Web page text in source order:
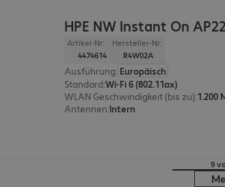
HPE NW Instant On
Artikel-Nr:
4474614
Hersteller-Nr:
R4W02A
Ausführung: Europäisch
Standard:Wi-Fi 6 (802.11ax)
WLAN Geschwindigkeit (bis zu):1.200
Antennen:Intern
9